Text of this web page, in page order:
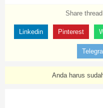
Share
Pinterest
Linkedin
Anda harus